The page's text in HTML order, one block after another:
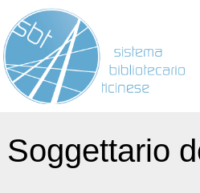
Soggettario